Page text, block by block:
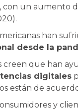
, con un aumento
han
desde la
creen que han
digitales
están de
y